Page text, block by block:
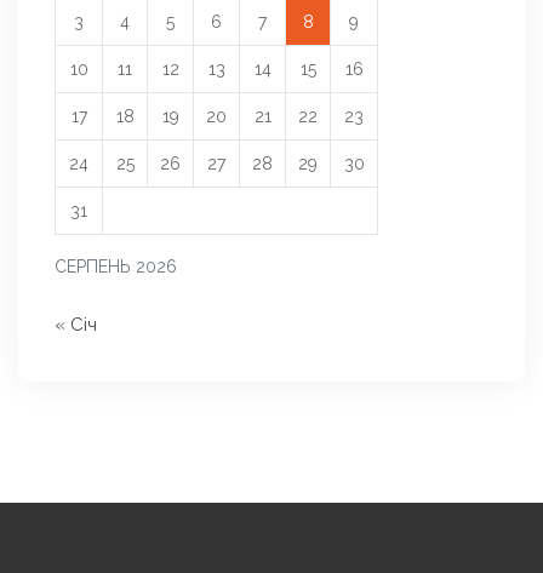
СЕРПЕНЬ 2026
3 4 5 6 7 8 9
10 11 12 13 14 15 16
17 18 19 20 21 22 23
24 25 26 27 28 29 30
31
« Січ